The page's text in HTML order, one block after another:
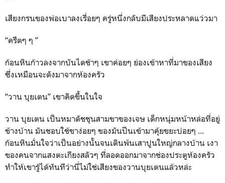
เสียงกรนของพ่อเบาลงเรื่อยๆ ครู่หนึ่งกลับมีเสียงประหลาดแว่วมา
“ครืดๆ ๆ ”
ก้อนหินก้าวลงจากบันไดช้าๆ เขาค่อยๆ ย่องเข้าหาที่มาของเสียง
ซึ่งเหมือนจะดังมาจากห้องครัว
“วาน บุยเตน” เขาคิดขึ้นในใจ
วาน บุยเตน เป็นหมาดัชชุนสามขาของเจษ เด็กหนุ่มหน้าหล่อที่อยู่
ข้างบ้าน มันชอบใช้ขาง่อยๆ ของมันปีนเข้ามาคุ้ยขยะบ่อยๆ ...
ก้อนหินมั่นใจว่าเป็นอย่างนั้นจนเดินพ้นเสาปูนใหญ่กลางบ้าน เงา
ของคนจากแสงตะเกียงสลัวๆ ที่ลอดออกมาจากช่องประตูห้องครัว
ทำให้เขารู้ได้ทันทีว่านี่ไม่ใช่เสียงของวานบุยเตนแล้วหล่ะ